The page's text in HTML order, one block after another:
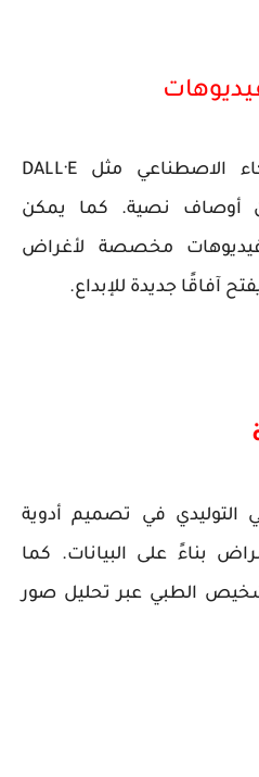
تُستخدم خوارزميات الذكاء الاصطناعي مثل DALL·E
أوصاف نصية. كما يمكن
فيديوهات مخصصة لأغراض
آفاقًا جديدة للإبداع.
التوليدي في تصميم أدوية
بناءً على البيانات. كما
الطبي عبر تحليل صور